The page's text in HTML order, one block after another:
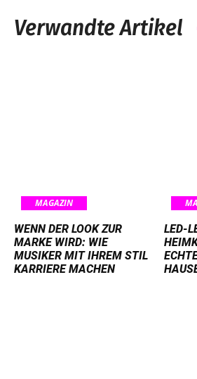
Verwandte Artikel
MAGAZIN
WENN DER LOOK ZUR
MARKE WIRD: WIE
MUSIKER MIT IHREM STIL
KARRIERE MACHEN
LED-